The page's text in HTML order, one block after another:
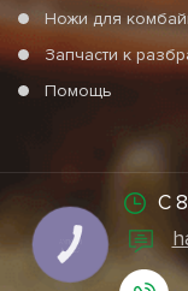
Ножи для
Запчасти к разбрасывателям
Помощь
С
КНОПКА
СВЯЗИ